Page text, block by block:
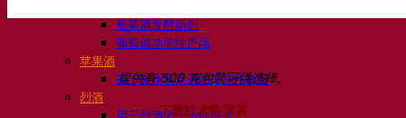
葡萄酒发酵助剂
葡萄酒功能性产品
苹果酒
用于制作苹果酒的干活性酵母
烈酒
提供有 500 克包装可供选择。
下载技术数据表